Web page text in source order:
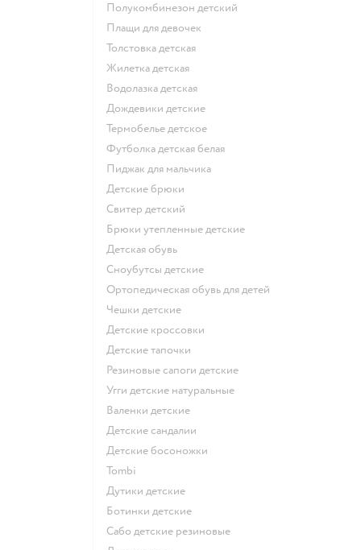
Полукомбинезон детский
Плащи для девочек
Толстовка детская
Жилетка детская
Водолазка детская
Дождевики детские
Термобелье детское
Футболка детская белая
Пиджак для мальчика
Детские брюки
Свитер детский
Брюки утепленные детские
Детская обувь
Сноубутсы детские
Ортопедическая обувь для детей
Чешки детские
Детские кроссовки
Детские тапочки
Резиновые сапоги детские
Угги детские натуральные
Валенки детские
Детские сандалии
Детские босоножки
Tombi
Дутики детские
Ботинки детские
Сабо детские резиновые